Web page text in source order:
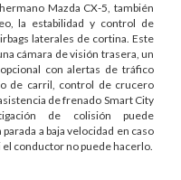
Mazda CX-5, también
la estabilidad y control de
laterales de cortina. Este
cámara de visión trasera, un
con alertas de tráfico
de carril, control de crucero
de frenado Smart City
de colisión puede
a baja velocidad en caso
conductor no puede hacerlo.